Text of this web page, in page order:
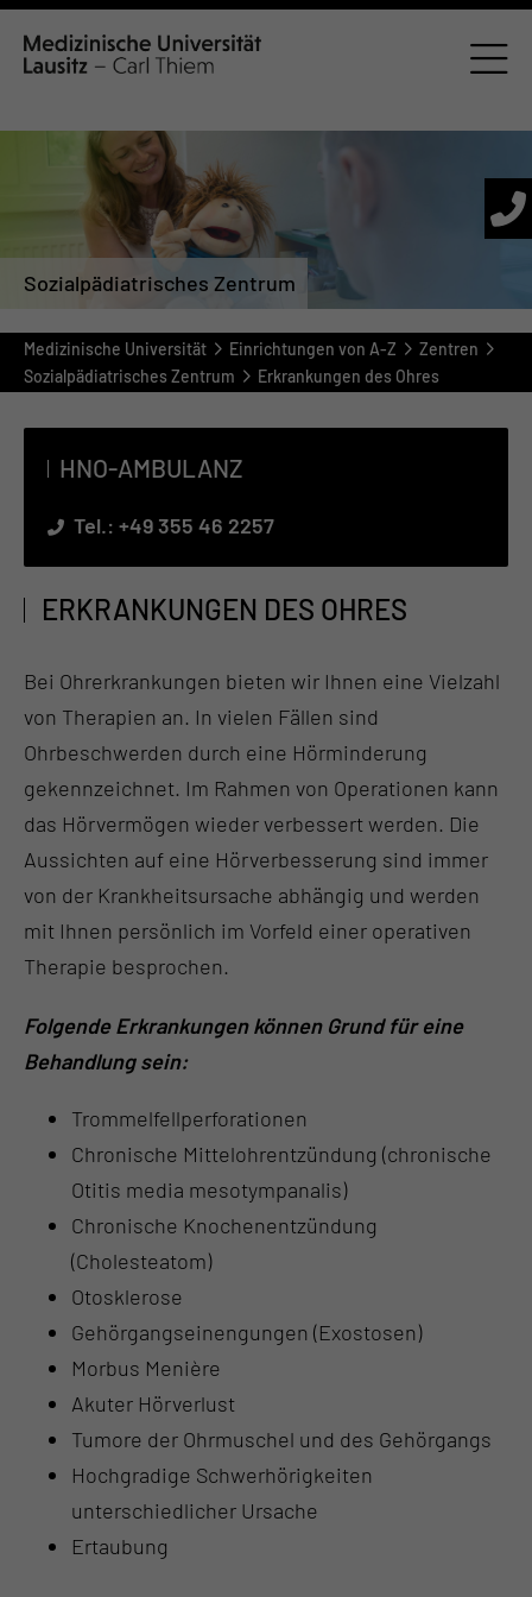
Sozialpädiatrisches Zentrum
Medizinische Universität Einrichtungen von A-Z
Zentren
Sozialpädiatrisches Zentrum
Erkrankungen des Ohres
HNO-AM­BU­LANZ
Tel.: +49 355 46 2257
ERKRANKUNGEN DES OHRES
Bei Ohrerkrankungen bieten wir Ihnen eine Vielzahl
von Therapien an. In vielen Fällen sind
Ohrbeschwerden durch eine Hörminderung
gekennzeichnet. Im Rahmen von Operationen kann
das Hörvermögen wieder verbessert werden. Die
Aussichten auf eine Hörverbesserung sind immer
von der Krankheitsursache abhängig und werden
mit Ihnen persönlich im Vorfeld einer operativen
Therapie besprochen.
Folgende Erkrankungen können Grund für eine
Behandlung sein:
Trommelfellperforationen
Chronische Mittelohrentzündung (chronische
Otitis media mesotympanalis)
Chronische Knochenentzündung
(Cholesteatom)
Otosklerose
Gehörgangseinengungen (Exostosen)
Morbus Menière
Akuter Hörverlust
Tumore der Ohrmuschel und des Gehörgangs
Hochgradige Schwerhörigkeiten
unterschiedlicher Ursache
Ertaubung